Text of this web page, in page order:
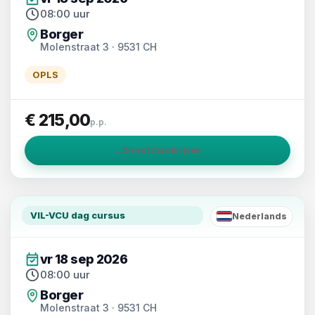
08:00 uur
Borger
Molenstraat 3 · 9531 CH
OPLS
€ 215,00p.p.
→ Direct inschrijven
VIL-VCU dag cursus
NL
Nederlands
vr 18 sep 2026
08:00 uur
Borger
Molenstraat 3 · 9531 CH